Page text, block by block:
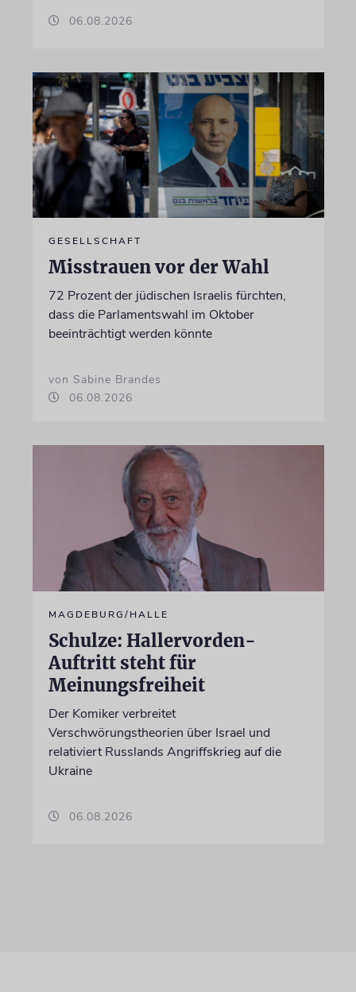
06.08.2026
GESELLSCHAFT
Misstrauen vor der Wahl
72 Prozent der jüdischen Israelis fürchten,
dass die Parlamentswahl im Oktober
beeinträchtigt werden könnte
von Sabine Brandes
06.08.2026
MAGDEBURG/HALLE
Schulze: Hallervorden-
Auftritt steht für
Meinungsfreiheit
Der Komiker verbreitet
Verschwörungstheorien über Israel und
relativiert Russlands Angriffskrieg auf die
Ukraine
06.08.2026